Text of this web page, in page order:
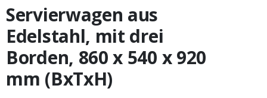
Anfang
der
Bildergalerie
springen
Servierwagen aus
Edelstahl, mit drei
Borden, 860 x 540 x 920
mm (BxTxH)